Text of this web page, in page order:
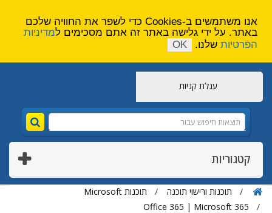
עגלת קניות
קטגוריות
תוכנות ורישוי תוכנה
תוכנות Microsoft
Office 365 | Microsoft 365
אנו משתמשים ב-Cookies כדי לשפר את החוויה שלכם
באתר. על ידי גלישה באתר זה אתם מסכימים למדיניות
הפרטיות שלנו. OK